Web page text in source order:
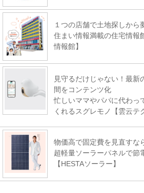
１つの店舗で土地探しから
住まい情報満載の住宅情報
情報館】
見守るだけじゃない！最新
間をコンテンツ化
忙しいママやパパに代わっ
くれるスグレモノ【雲云テ
物価高で固定費を見直すな
超軽量ソーラーパネルで節
【HESTAソーラー】